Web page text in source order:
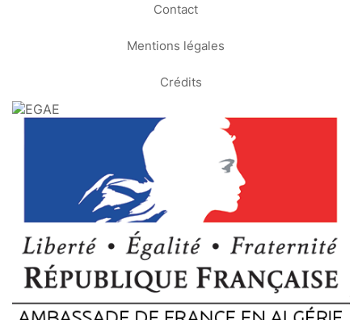
Contact
Mentions légales
Crédits